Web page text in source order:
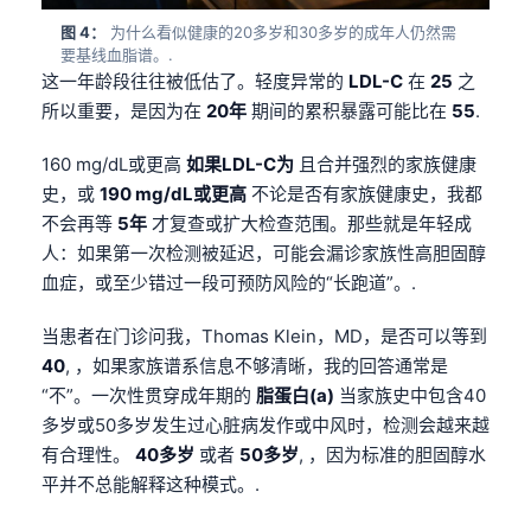
图 4：
为什么看似健康的20多岁和30多岁的成年人仍然需
要基线血脂谱。.
这一年龄段往往被低估了。轻度异常的 LDL-C 在 25 之
所以重要，是因为在 20年 期间的累积暴露可能比在 55.
160 mg/dL或更高 如果LDL-C为 且合并强烈的家族健康
史，或 190 mg/dL或更高 不论是否有家族健康史，我都
不会再等 5年 才复查或扩大检查范围。那些就是年轻成
人：如果第一次检测被延迟，可能会漏诊家族性高胆固醇
血症，或至少错过一段可预防风险的“长跑道”。.
当患者在门诊问我，Thomas Klein，MD，是否可以等到
40, ，如果家族谱系信息不够清晰，我的回答通常是
“不”。一次性贯穿成年期的 脂蛋白(a) 当家族史中包含40
多岁或50多岁发生过心脏病发作或中风时，检测会越来越
有合理性。 40多岁 或者 50多岁, ，因为标准的胆固醇水
平并不总能解释这种模式。.